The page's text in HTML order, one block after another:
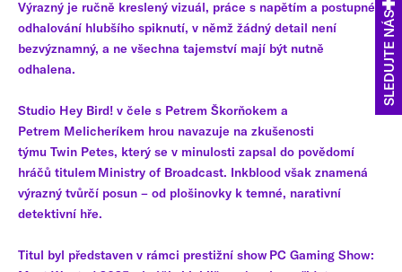
Výrazný je ručně kreslený vizuál, práce s napětím a postupné
odhalování hlubšího spiknutí, v němž žádný detail není
bezvýznamný, a ne všechna tajemství mají být nutně
odhalena.
Studio Hey Bird! v čele s Petrem Škorňokem a
Petrem Melicheríkem hrou navazuje na zkušenosti
týmu Twin Petes, který se v minulosti zapsal do povědomí
hráčů titulem Ministry of Broadcast. Inkblood však znamená
výrazný tvůrčí posun – od plošinovky k temné, narativní
detektivní hře.
Titul byl představen v rámci prestižní show PC Gaming Show:
SLEDUJTE NÁS